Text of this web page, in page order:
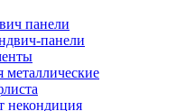
панели
панели
металлические
некондиция